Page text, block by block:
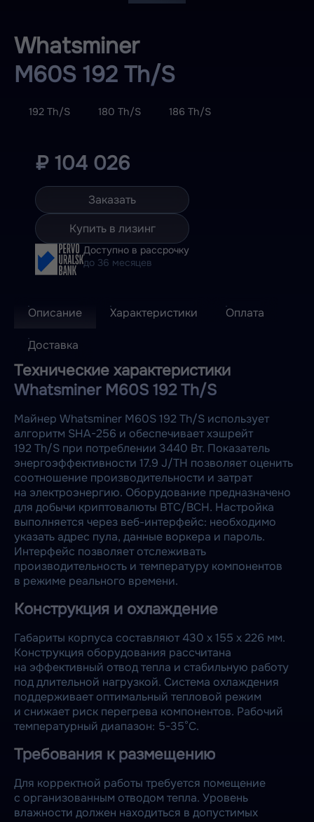
Whatsminer
M60S 192 Th/S
192 Th/S 180 Th/S 186 Th/S
₽ 104 026
Заказать
Купить в лизинг
Доступно в рассрочку
до 36 месяцев
Описание Характеристики Оплата
Доставка
Технические характеристики
Whatsminer M60S 192 Th/S
Майнер Whatsminer M60S 192 Th/S использует
алгоритм SHA-256 и обеспечивает хэшрейт
192 Th/S при потреблении 3440 Вт. Показатель
энергоэффективности 17.9 J/TH позволяет оценить
соотношение производительности и затрат
на электроэнергию. Оборудование предназначено
для добычи криптовалюты BTC/BCH. Настройка
выполняется через веб-интерфейс: необходимо
указать адрес пула, данные воркера и пароль.
Интерфейс позволяет отслеживать
производительность и температуру компонентов
в режиме реального времени.
Конструкция и охлаждение
Габариты корпуса составляют 430 x 155 x 226 мм.
Конструкция оборудования рассчитана
на эффективный отвод тепла и стабильную работу
под длительной нагрузкой. Система охлаждения
поддерживает оптимальный тепловой режим
и снижает риск перегрева компонентов. Рабочий
температурный диапазон: 5-35°C.
Требования к размещению
Для корректной работы требуется помещение
с организованным отводом тепла. Уровень
влажности должен находиться в допустимых